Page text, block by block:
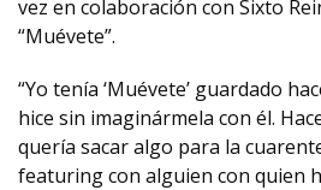
vez en colaboración con Sixto
“Muévete”.
“Yo tenía ‘Muévete’ guardado
hice sin imaginármela con él.
quería sacar algo para la
featuring con alguien con quien